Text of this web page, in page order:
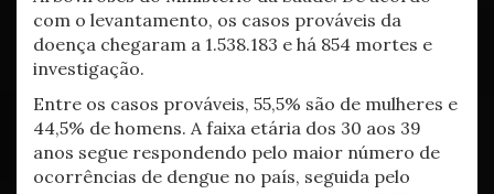
com o levantamento, os casos prováveis da
doença chegaram a 1.538.183 e há 854 mortes e
investigação.
Entre os casos prováveis, 55,5% são de mulheres e
44,5% de homens. A faixa etária dos 30 aos 39
anos segue respondendo pelo maior número de
ocorrências de dengue no país, seguida pelo